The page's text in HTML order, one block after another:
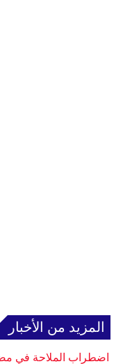
المزيد من الأخبار
اضطراب الملاحة في